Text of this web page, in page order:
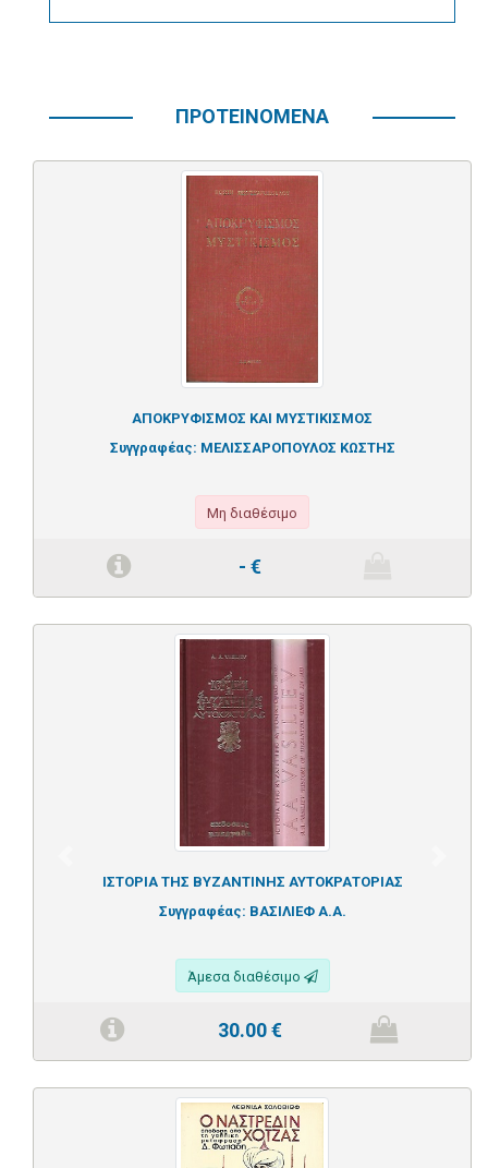
ΠΡΟΤΕΙΝΟΜΕΝΑ
ΑΠΟΚΡΥΦΙΣΜΟΣ ΚΑΙ ΜΥΣΤΙΚΙΣΜΟΣ
Συγγραφέας: ΜΕΛΙΣΣΑΡΟΠΟΥΛΟΣ ΚΩΣΤΗΣ
Μη διαθέσιμο
- €
ΙΣΤΟΡΙΑ ΤΗΣ ΒΥΖΑΝΤΙΝΗΣ ΑΥΤΟΚΡΑΤΟΡΙΑΣ
Συγγραφέας: ΒΑΣΙΛΙΕΦ Α.Α.
Άμεσα διαθέσιμο
30.00€